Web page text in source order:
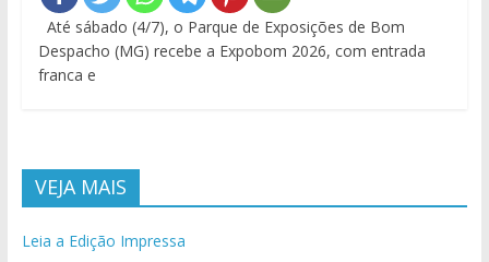
Até sábado (4/7), o Parque de Exposições de Bom
Despacho (MG) recebe a Expobom 2026, com entrada
franca e
VEJA MAIS
Leia a Edição Impressa